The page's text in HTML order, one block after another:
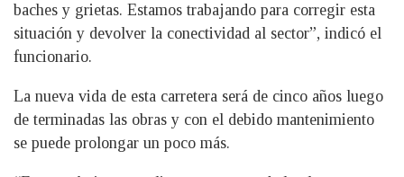
baches y grietas. Estamos trabajando para corregir esta
situación y devolver la conectividad al sector”, indicó el
funcionario.
La nueva vida de esta carretera será de cinco años luego
de terminadas las obras y con el debido mantenimiento
se puede prolongar un poco más.